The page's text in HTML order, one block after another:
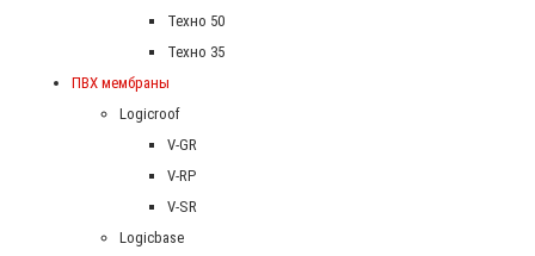
Техно 50
Техно 35
ПВХ мембраны
Logicroof
V-GR
V-RP
V-SR
Logicbase